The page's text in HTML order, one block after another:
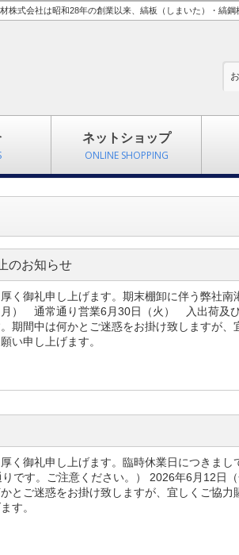
株式会社は昭和28年の創業以来、縞板（しまいた）・縞
ネットショップ
ONLINE SHOPPING
のお知らせ
く御礼申し上げます。期末棚卸に伴う弊社
） 通常通り営業6月30日（火） 入出荷及
期間中は何かとご迷惑をお掛け致しますが、
い申し上げます。
く御礼申し上げます。臨時休業日につきま
です。ご注意ください。） 2026年6月12日
とご迷惑をお掛け致しますが、宜しくご協
す。